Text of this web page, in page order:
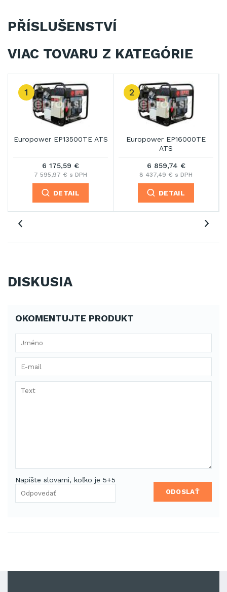
PŘÍSLUŠENSTVÍ
VIAC TOVARU Z KATEGÓRIE
1
Europower EP13500TE ATS
6 175,59 €
7 595,97 € s DPH
DETAIL
2
Europower EP16000TE
ATS
6 859,74 €
8 437,49 € s DPH
DETAIL
DISKUSIA
OKOMENTUJTE PRODUKT
Napíšte slovami, koľko je 5+5
ODOSLAŤ